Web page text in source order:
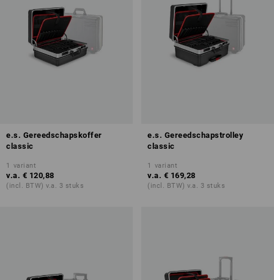
e.s. Gereedschapskoffer
classic
1 variant
v.a. € 120,88
(incl. BTW) v.a. 3 stuks
e.s. Gereedschapstrolley
classic
1 variant
v.a. € 169,28
(incl. BTW) v.a. 3 stuks